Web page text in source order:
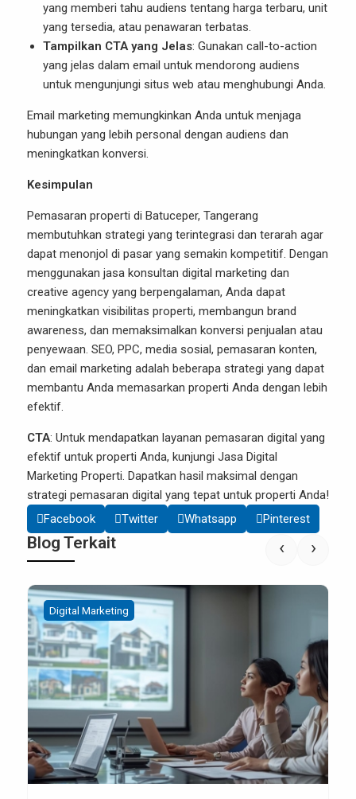
yang memberi tahu audiens tentang harga terbaru, unit
yang tersedia, atau penawaran terbatas.
Tampilkan CTA yang Jelas: Gunakan call-to-action
yang jelas dalam email untuk mendorong audiens
untuk mengunjungi situs web atau menghubungi Anda.
Email marketing memungkinkan Anda untuk menjaga
hubungan yang lebih personal dengan audiens dan
meningkatkan konversi.
Kesimpulan
Pemasaran properti di Batuceper, Tangerang
membutuhkan strategi yang terintegrasi dan terarah agar
dapat menonjol di pasar yang semakin kompetitif. Dengan
menggunakan jasa konsultan digital marketing dan
creative agency yang berpengalaman, Anda dapat
meningkatkan visibilitas properti, membangun brand
awareness, dan memaksimalkan konversi penjualan atau
penyewaan. SEO, PPC, media sosial, pemasaran konten,
dan email marketing adalah beberapa strategi yang dapat
membantu Anda memasarkan properti Anda dengan lebih
efektif.
CTA: Untuk mendapatkan layanan pemasaran digital yang
efektif untuk properti Anda, kunjungi Jasa Digital
Marketing Properti. Dapatkan hasil maksimal dengan
strategi pemasaran digital yang tepat untuk properti Anda!
Facebook
Twitter Whatsapp Pinterest
Blog Terkait
Digital Marketing
‹ ›